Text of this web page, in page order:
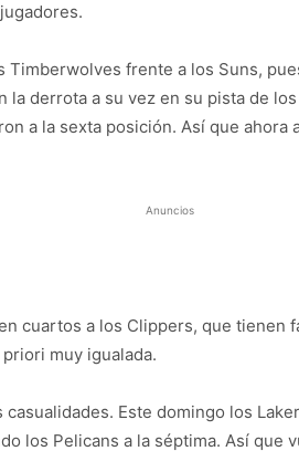
Timberwolves frente a los Suns,
la derrota a su vez en su pista de
a la sexta posición. Así que ahora
Anuncios
cuartos a los Clippers, que tienen
muy igualada.
Este domingo los
los Pelicans a la séptima. Así que